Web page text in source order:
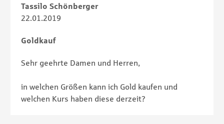
Tassilo Schönberger
22.01.2019
Goldkauf
Sehr geehrte Damen und Herren,
in welchen Größen kann ich Gold kaufen und
welchen Kurs haben diese derzeit?